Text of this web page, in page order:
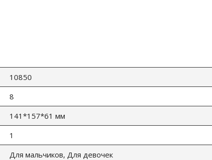
10850
8
141*157*61 мм
1
Для мальчиков, Для девочек